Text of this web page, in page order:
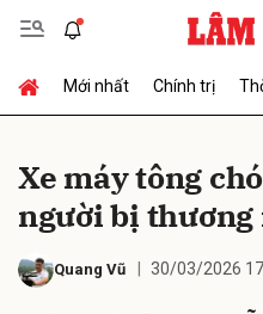
Mới nhất Chính trị
Xe máy tông
người bị thương
Quang Vũ 30/03/2026
Gửi bình luận